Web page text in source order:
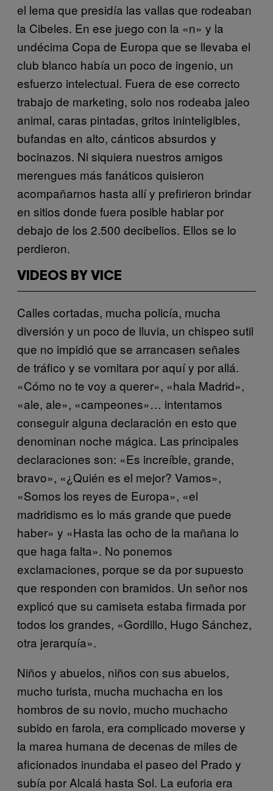
el lema que presidía las vallas que rodeaban
la Cibeles. En ese juego con la «n» y la
undécima Copa de Europa que se llevaba el
club blanco había un poco de ingenio, un
esfuerzo intelectual. Fuera de ese correcto
trabajo de marketing, solo nos rodeaba jaleo
animal, caras pintadas, gritos ininteligibles,
bufandas en alto, cánticos absurdos y
bocinazos. Ni siquiera nuestros amigos
merengues más fanáticos quisieron
acompañarnos hasta allí y prefirieron brindar
en sitios donde fuera posible hablar por
debajo de los 2.500 decibelios. Ellos se lo
perdieron.
VIDEOS BY VICE
Calles cortadas, mucha policía, mucha
diversión y un poco de lluvia, un chispeo sutil
que no impidió que se arrancasen señales
de tráfico y se vomitara por aquí y por allá.
«Cómo no te voy a querer», «hala Madrid»,
«ale, ale», «campeones»… intentamos
conseguir alguna declaración en esto que
denominan noche mágica. Las principales
declaraciones son: «Es increíble, grande,
bravo», «¿Quién es el mejor? Vamos»,
«Somos los reyes de Europa», «el
madridismo es lo más grande que puede
haber» y «Hasta las ocho de la mañana lo
que haga falta». No ponemos
exclamaciones, porque se da por supuesto
que responden con bramidos. Un señor nos
explicó que su camiseta estaba firmada por
todos los grandes, «Gordillo, Hugo Sánchez,
otra jerarquía».
Niños y abuelos, niños con sus abuelos,
mucho turista, mucha muchacha en los
hombros de su novio, mucho muchacho
subido en farola, era complicado moverse y
la marea humana de decenas de miles de
aficionados inundaba el paseo del Prado y
subía por Alcalá hasta Sol. La euforia era